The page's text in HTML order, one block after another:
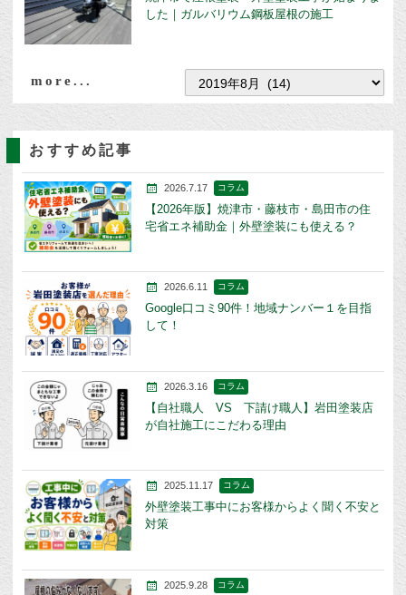
した｜ガルバリウム鋼板屋根の施工
more...
おすすめ記事
2026.7.17 コラム
【2026年版】焼津市・藤枝市・島田市の住
宅省エネ補助金｜外壁塗装にも使える？
2026.6.11 コラム
Google口コミ90件！地域ナンバー１を目指
して！
2026.3.16 コラム
【自社職人 VS 下請け職人】岩田塗装店
が自社施工にこだわる理由
2025.11.17 コラム
外壁塗装工事中にお客様からよく聞く不安と
対策
2025.9.28 コラム